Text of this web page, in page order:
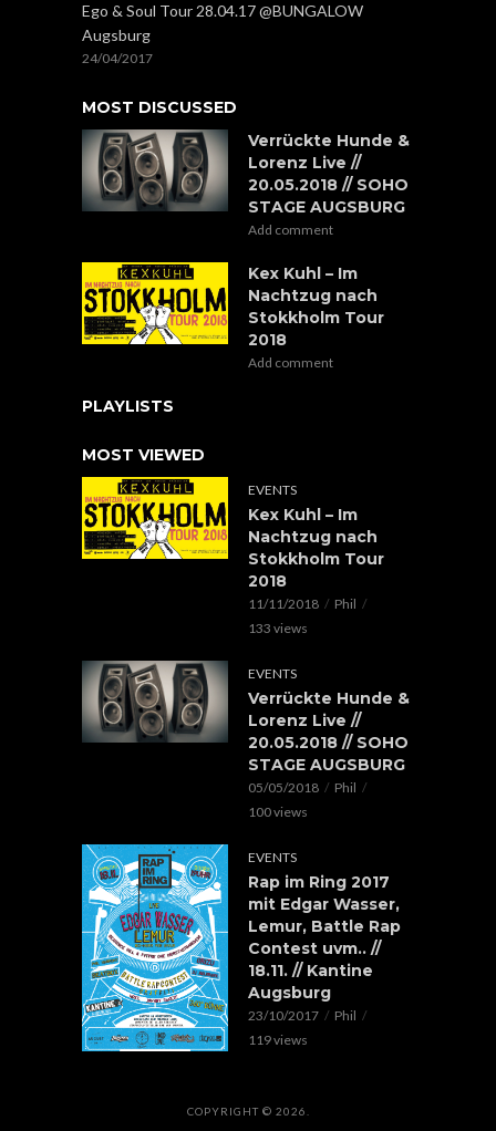
Ego & Soul Tour 28.04.17 @BUNGALOW
Augsburg
24/04/2017
MOST DISCUSSED
Verrückte Hunde &
Lorenz Live //
20.05.2018 // SOHO
STAGE AUGSBURG
Add comment
Kex Kuhl – Im
Nachtzug nach
Stokkholm Tour
2018
Add comment
PLAYLISTS
MOST VIEWED
EVENTS
Kex Kuhl – Im
Nachtzug nach
Stokkholm Tour
2018
11/11/2018
Phil
133 views
EVENTS
Verrückte Hunde &
Lorenz Live //
20.05.2018 // SOHO
STAGE AUGSBURG
05/05/2018
Phil
100 views
EVENTS
Rap im Ring 2017
mit Edgar Wasser,
Lemur, Battle Rap
Contest uvm.. //
18.11. // Kantine
Augsburg
23/10/2017
Phil
119 views
COPYRIGHT © 2026.